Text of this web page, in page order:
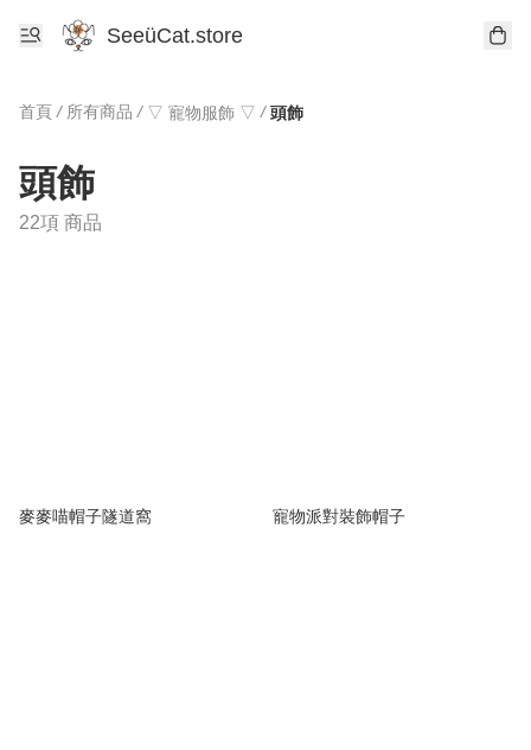
SeeüCat.store
首頁 / 所有商品 / ▽ 寵物服飾 ▽ / 頭飾
頭飾
22項 商品
麥麥喵帽子隧道窩 寵物派對裝飾帽子